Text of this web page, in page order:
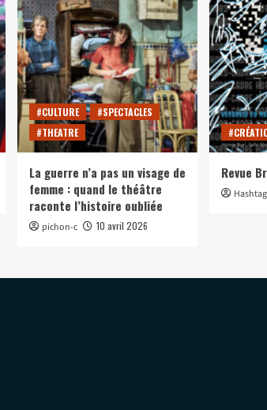
#CULTURE
#SPECTACLES
#THEATRE
La guerre n’a pas un visage de
femme : quand le théâtre
raconte l’histoire oubliée
pichon-c 10 avril 2026
Revue